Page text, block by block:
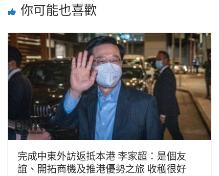
你可能也喜歡
完成中東外訪返抵本港 李家超：是個友
誼、開拓商機及推港優勢之旅 收穫很好